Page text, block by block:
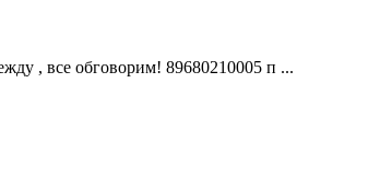
, все обговорим! 89680210005 п ...